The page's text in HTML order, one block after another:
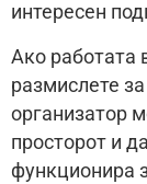
интересен
Ако работата
размислете
организатор
просторот и
функционира